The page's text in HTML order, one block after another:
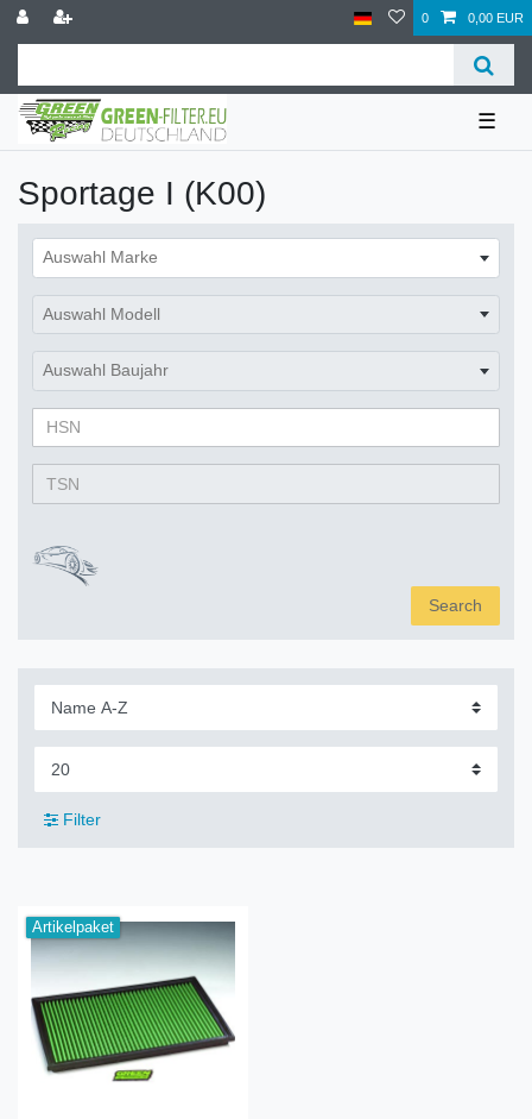
0 0,00 EUR
☰
Sportage I (K00)
Auswahl Marke
Auswahl Modell
Auswahl Baujahr
Search
Filter
Artikelpaket